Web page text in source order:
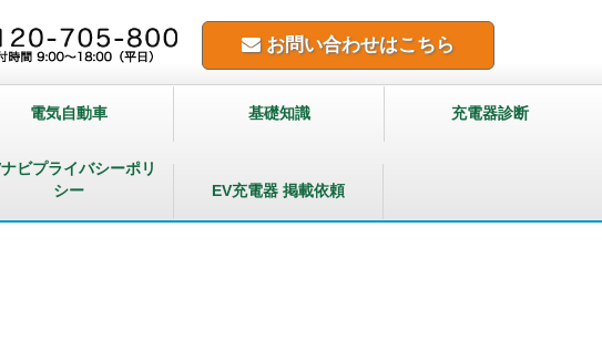
お問い合わせはこちら
電気自動車 基礎知識 充電器診断
ナビプライバシーポリ
シー
EV充電器 掲載依頼